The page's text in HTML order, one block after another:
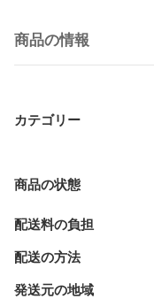
商品の情報
カテゴリー
商品の状態
配送料の負担
配送の方法
発送元の地域